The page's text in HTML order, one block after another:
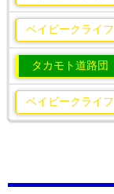
ベイビークライフ
タカモト道路団
ベイビークライフ